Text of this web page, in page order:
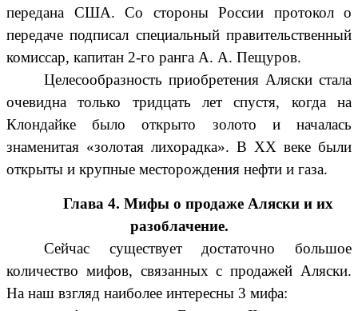
передана США. Со стороны России протокол о
передаче подписал специальный правительственный
комиссар, капитан 2-го ранга А. А. Пещуров.
Целесообразность приобретения Аляски стала
очевидна только тридцать лет спустя, когда на
Клондайке было открыто золото и началась
знаменитая «золотая лихорадка». В XX веке были
открыты и крупные месторождения нефти и газа.
Глава 4. Мифы о продаже Аляски и их
разоблачение.
Сейчас существует достаточно большое
количество мифов, связанных с продажей Аляски.
На наш взгляд наиболее интересны 3 мифа: